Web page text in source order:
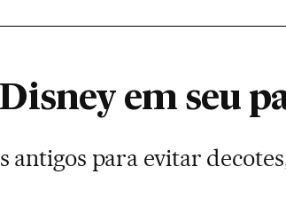
em seu
para evitar